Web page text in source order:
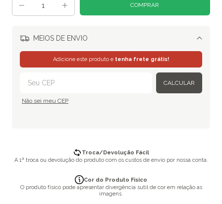
MEIOS DE ENVIO
Adicione este produto e tenha frete grátis!
CALCULAR
Não sei meu CEP
Troca/Devolução Fácil
A 1ª troca ou devolução do produto com os custos de envio por nossa conta.
Cor do Produto Físico
O produto físico pode apresentar divergência sutil de cor em relação as
imagens.